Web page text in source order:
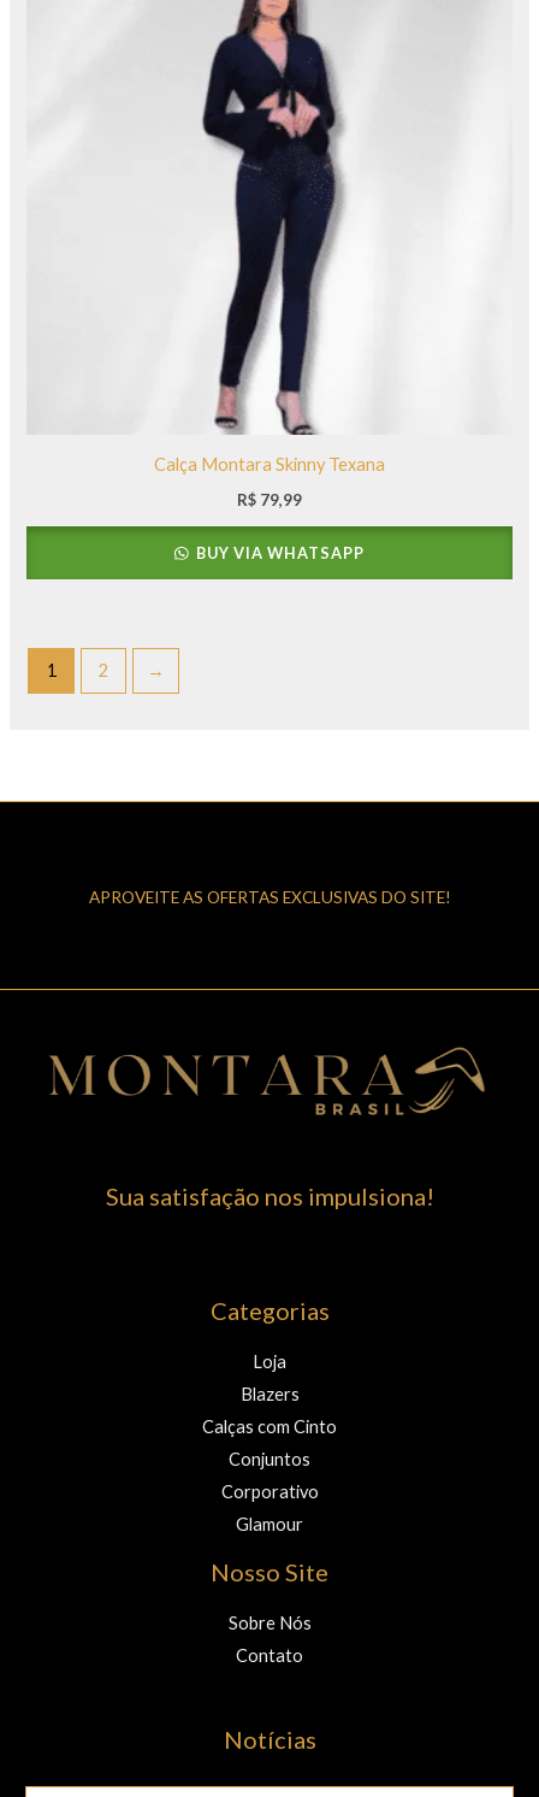
Calça Montara Skinny Texana
R$ 79,99
BUY VIA WHATSAPP
1 2 →
APROVEITE AS OFERTAS EXCLUSIVAS DO SITE!
Sua satisfação nos impulsiona!
Categorias
Loja
Blazers
Calças com Cinto
Conjuntos
Corporativo
Glamour
Nosso Site
Sobre Nós
Contato
Notícias